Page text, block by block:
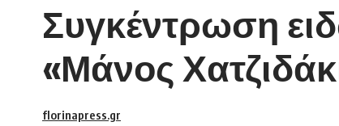
Συγκέντρωση
«Μάνος
florinapress.gr